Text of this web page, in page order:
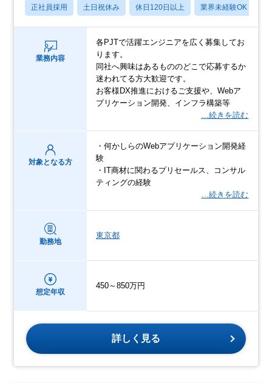
正社員採用 土日祝休み 休日120日以上 業界未経験OK
業務内容
各PJTで活躍エンジニアを広く募集してお
ります。
同社へ興味はあるもののどこで応募するか
迷われてる方大歓迎です。
お客様DX推進におけるご支援や、Webア
プリケーション開発、インフラ構築等
…続きを読む
対象となる方
・何かしらのWebアプリケーション開発経
験
・IT商材に関わるプリセールス、コンサル
ティングの経験
…続きを読む
勤務地
東京都
想定年収
450～850万円
詳しく見る